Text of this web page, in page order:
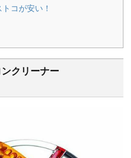
コが安い！
クリーナー